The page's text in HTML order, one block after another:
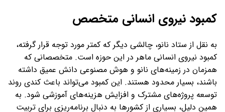
کمبود نیروی انسانی متخصص
به نقل از ستاد نانو، چالشی دیگر که کمتر مورد توجه قرار گرفته،
کمبود نیروی انسانی ماهر در این حوزه است. متخصصانی که
همزمان در زمینه‌های نانو و هوش مصنوعی دانش عمیق داشته
باشند، بسیار محدود هستند. این کمبود می‌تواند باعث کندی روند
توسعه پروژه‌های مشترک و افزایش هزینه‌های آموزشی شود. به
همین دلیل، بسیاری از کشورها به دنبال برنامه‌ریزی برای تربیت